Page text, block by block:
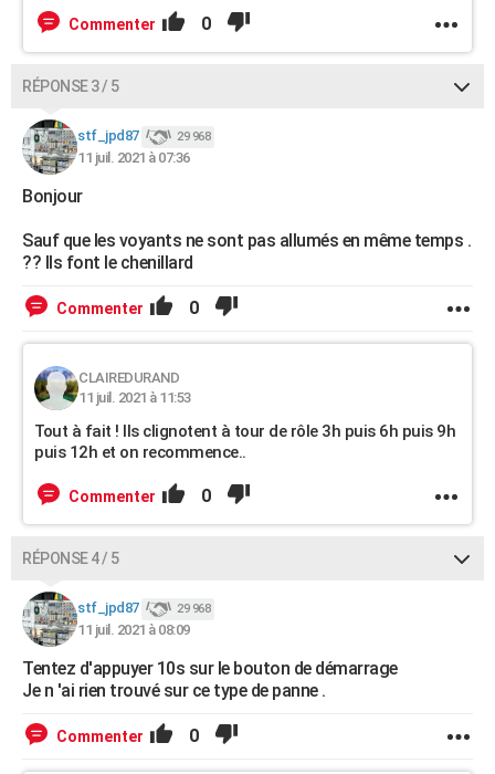
Commenter 0
RÉPONSE 3 / 5
stf_jpd87 29 968
11 juil. 2021 à 07:36
Bonjour
Sauf que les voyants ne sont pas allumés en même temps .
?? Ils font le chenillard
Commenter 0
CLAIREDURAND
11 juil. 2021 à 11:53
Tout à fait ! Ils clignotent à tour de rôle 3h puis 6h puis 9h
puis 12h et on recommence..
Commenter 0
RÉPONSE 4 / 5
stf_jpd87 29 968
11 juil. 2021 à 08:09
Tentez d'appuyer 10s sur le bouton de démarrage
Je n 'ai rien trouvé sur ce type de panne .
Commenter 0